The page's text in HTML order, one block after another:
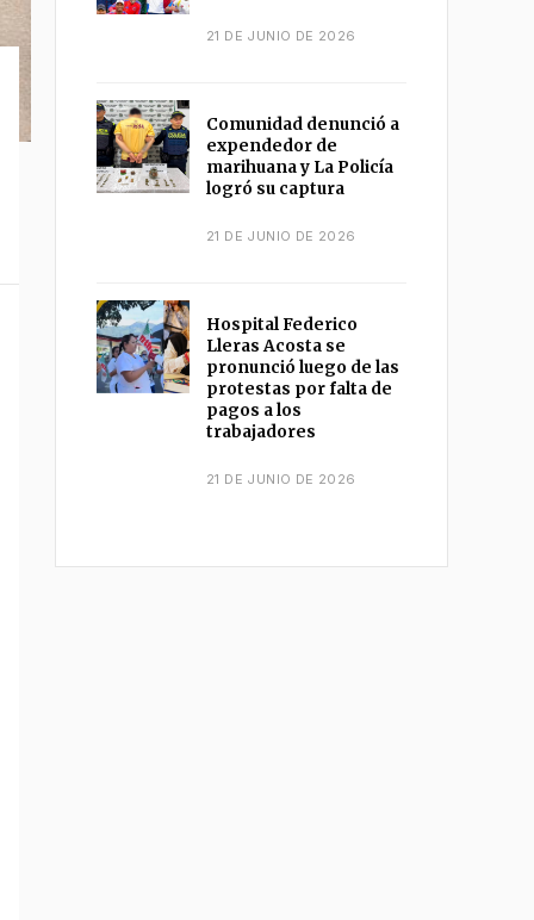
21 DE JUNIO DE 2026
Comunidad denunció a
expendedor de
marihuana y La Policía
logró su captura
21 DE JUNIO DE 2026
Hospital Federico
Lleras Acosta se
pronunció luego de las
protestas por falta de
pagos a los
trabajadores
21 DE JUNIO DE 2026